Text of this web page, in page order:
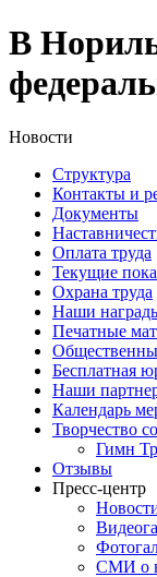
В
Новости
Структура
Контакты и
Документы
Оплата труда
Текущие
Охрана труда
Наши
Печатные
Бесплатная
Наши
Календарь
Творчество
Гимн
Отзывы
Пресс-центр
СМИ о